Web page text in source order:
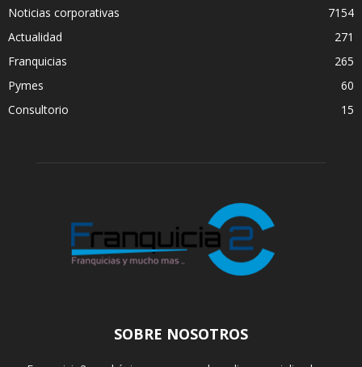
Noticias corporativas
7154
Actualidad
271
Franquicias
265
Pymes
60
Consultorio
15
SOBRE NOSOTROS